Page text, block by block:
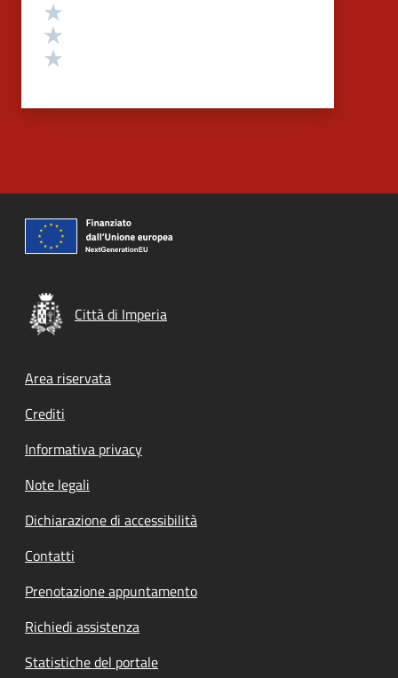
Città di Imperia
Footer menu
Area riservata
Crediti
Informativa privacy
Note legali
Dichiarazione di accessibilità
Contatti
Prenotazione appuntamento
Richiedi assistenza
Statistiche del portale